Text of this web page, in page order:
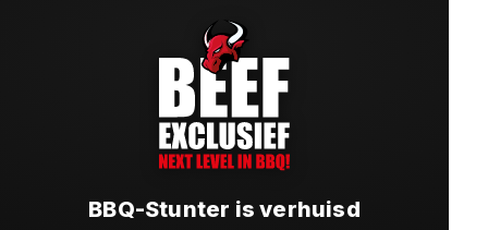
BBQ-Stunter is verhuisd